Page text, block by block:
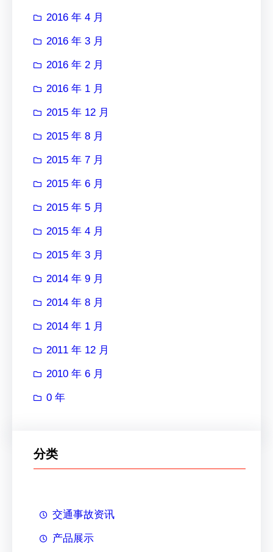
2016 年 4 月
2016 年 3 月
2016 年 2 月
2016 年 1 月
2015 年 12 月
2015 年 8 月
2015 年 7 月
2015 年 6 月
2015 年 5 月
2015 年 4 月
2015 年 3 月
2014 年 9 月
2014 年 8 月
2014 年 1 月
2011 年 12 月
2010 年 6 月
0 年
分类
交通事故资讯
产品展示